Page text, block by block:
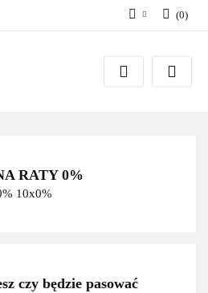
Zaloguj się
Zarejestruj się
(0)
RATY 0%
10x0%
czy będzie pasować